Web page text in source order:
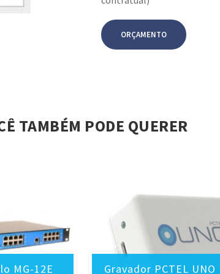
ORÇAMENTO
TAMBÉM PODE QUERER
MG-12E
Gravador PCTEL UNO